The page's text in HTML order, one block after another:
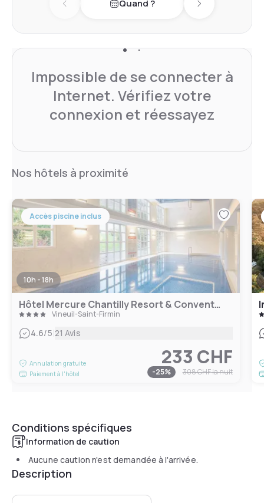
Previous dayQuand ? Next day
Impossible de se connecter à
Internet. Vérifiez votre
connexion et réessayez
Nos hôtels à proximité
Accès piscine inclus
10h - 18h
Hôtel Mercure Chantilly Resort & Conventions
Vineuil-Saint-Firmin
4.6/5|21 Avis
Annulation gratuite
Paiement à l'hôtel
233 CHF
-25% 308 CHFla nuit
Conditions spécifiques
Information de caution
Aucune caution n'est demandée à l'arrivée.
Description